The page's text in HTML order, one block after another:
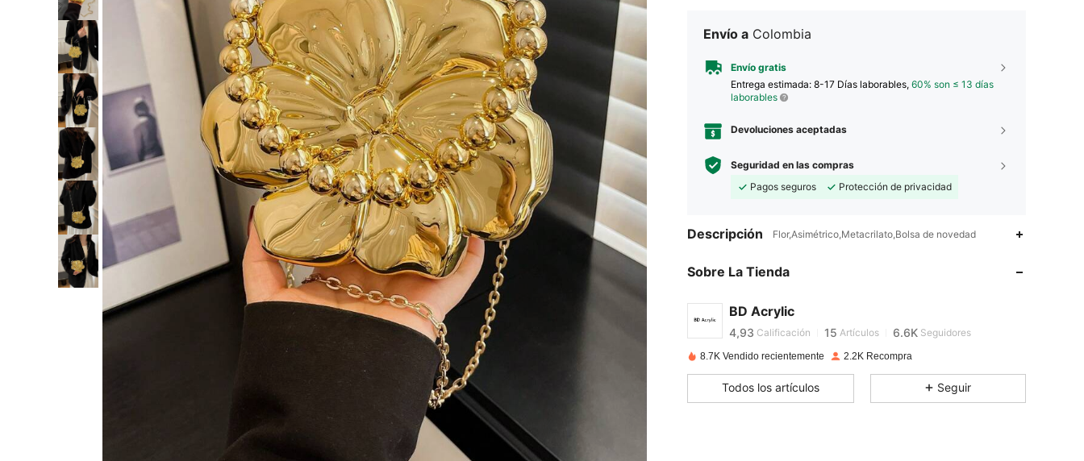
Envío a Colombia
Envío gratis
Entrega estimada: 8-17 Días laborables, 60% son ≤ 13 días
laborables
Devoluciones aceptadas
Seguridad en las compras
Pagos seguros
Protección de privacidad
Descripción Flor,Asimétrico,Metacrilato,Bolsa de novedad
Sobre La Tienda
BD Acrylic
4,93 15 6.6K
4,93 Calificación 15 Artículos 6.6K Seguidores
4,93
8.7K Vendido recientemente 2.2K Recompra
Todos los artículos Seguir